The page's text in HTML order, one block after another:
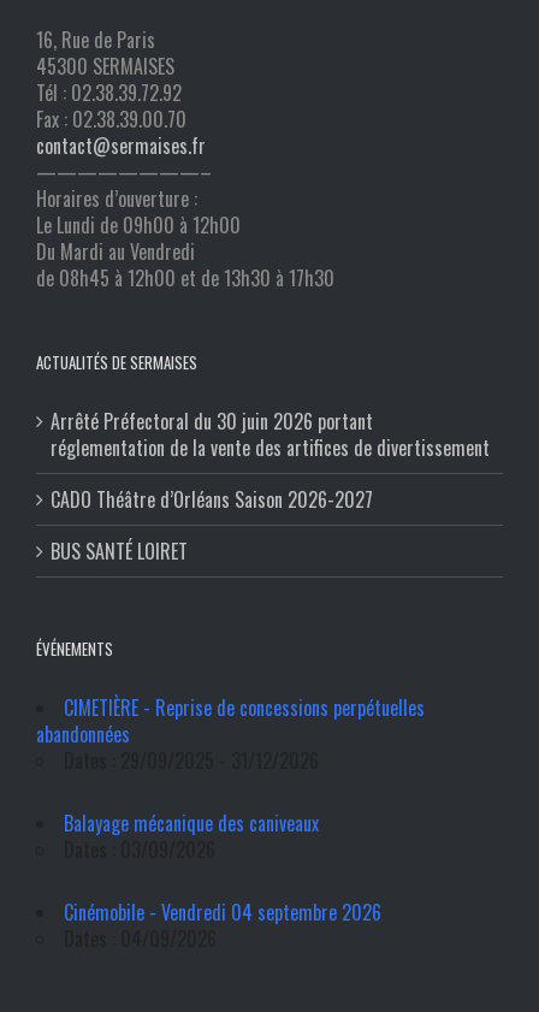
16, Rue de Paris
45300 SERMAISES
Tél : 02.38.39.72.92
Fax : 02.38.39.00.70
contact@sermaises.fr
————————–
Horaires d’ouverture :
Le Lundi de 09h00 à 12h00
Du Mardi au Vendredi
de 08h45 à 12h00 et de 13h30 à 17h30
ACTUALITÉS DE SERMAISES
Arrêté Préfectoral du 30 juin 2026 portant
réglementation de la vente des artifices de divertissement
CADO Théâtre d’Orléans Saison 2026-2027
BUS SANTÉ LOIRET
ÉVÉNEMENTS
CIMETIÈRE - Reprise de concessions perpétuelles
abandonnées
Balayage mécanique des caniveaux
Cinémobile - Vendredi 04 septembre 2026